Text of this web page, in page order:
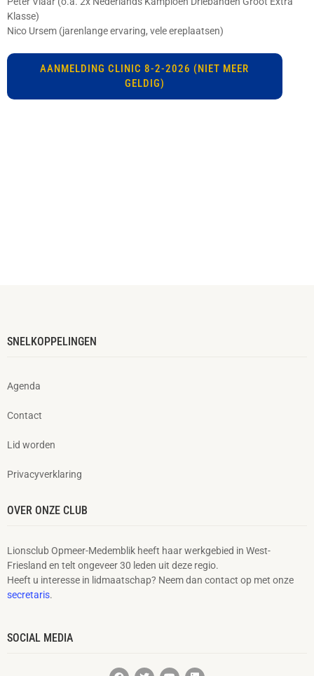
Klasse)
Nico Ursem (jarenlange ervaring, vele ereplaatsen)
AANMELDING CLINIC 8-2-2026 (NIET MEER
GELDIG)
SNELKOPPELINGEN
Agenda
Contact
Lid worden
Privacyverklaring
OVER ONZE CLUB
Lionsclub Opmeer-Medemblik heeft haar werkgebied in West-
Friesland en telt ongeveer 30 leden uit deze regio.
Heeft u interesse in lidmaatschap? Neem dan contact op met onze
secretaris.
SOCIAL MEDIA